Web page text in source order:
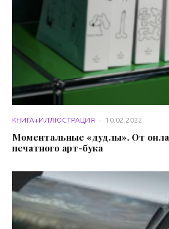
КНИГА+ИЛЛЮСТРАЦИЯ · 10.02.2022
Моментальные «дудлы». От
печатного арт-бука